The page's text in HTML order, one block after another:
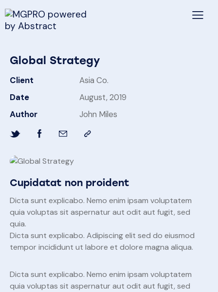
Global Strategy
Client
Asia Co.
Date
August, 2019
Author
John Miles
Cupidatat non proident
Dicta sunt explicabo. Nemo enim ipsam voluptatem
quia voluptas sit aspernatur aut odit aut fugit, sed
quia.
Dicta sunt explicabo. Adipiscing elit sed do eiusmod
tempor incididunt ut labore et dolore magna aliqua.
Dicta sunt explicabo. Nemo enim ipsam voluptatem
quia voluptas sit aspernatur aut odit aut fugit, sed